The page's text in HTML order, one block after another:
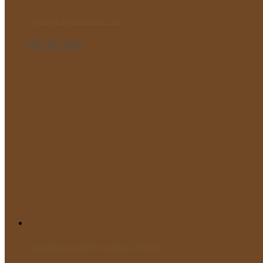
Οκτ 28, 2025